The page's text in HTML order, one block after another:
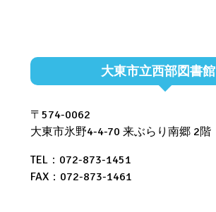
大東市立西部図書館
〒574-0062
大東市氷野4-4-70 来ぶらり南郷 2階
TEL：072-873-1451
FAX：072-873-1461